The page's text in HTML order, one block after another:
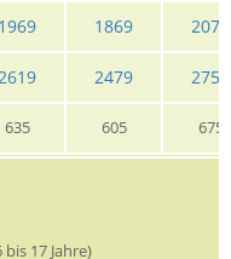
1969 1869 2079
2479 2759
635 605 675
17 Jahre)